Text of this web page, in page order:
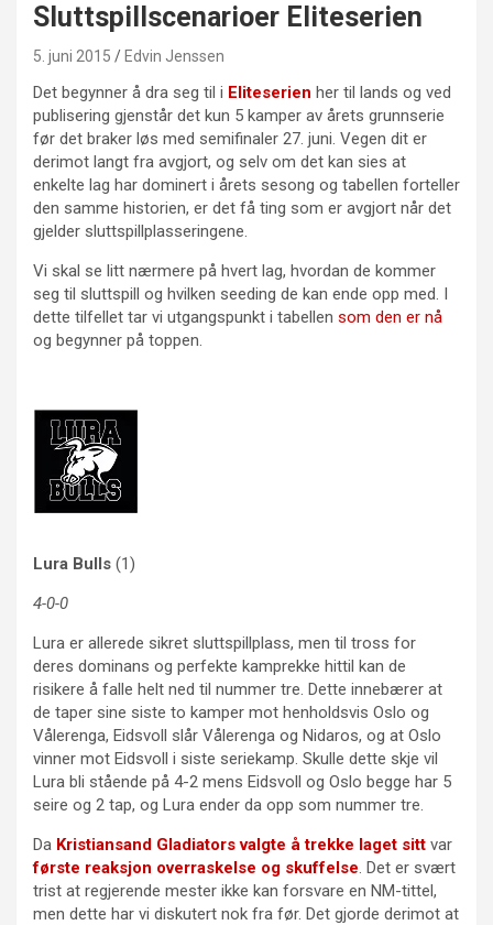
Sluttspillscenarioer Eliteserien
5. juni 2015 Edvin Jenssen
Det begynner å dra seg til i Eliteserien her til lands og ved
publisering gjenstår det kun 5 kamper av årets grunnserie
før det braker løs med semifinaler 27. juni. Vegen dit er
derimot langt fra avgjort, og selv om det kan sies at
enkelte lag har dominert i årets sesong og tabellen forteller
den samme historien, er det få ting som er avgjort når det
gjelder sluttspillplasseringene.
Vi skal se litt nærmere på hvert lag, hvordan de kommer
seg til sluttspill og hvilken seeding de kan ende opp med. I
dette tilfellet tar vi utgangspunkt i tabellen som den er nå
og begynner på toppen.
Lura Bulls (1)
4-0-0
Lura er allerede sikret sluttspillplass, men til tross for
deres dominans og perfekte kamprekke hittil kan de
risikere å falle helt ned til nummer tre. Dette innebærer at
de taper sine siste to kamper mot henholdsvis Oslo og
Vålerenga, Eidsvoll slår Vålerenga og Nidaros, og at Oslo
vinner mot Eidsvoll i siste seriekamp. Skulle dette skje vil
Lura bli stående på 4-2 mens Eidsvoll og Oslo begge har 5
seire og 2 tap, og Lura ender da opp som nummer tre.
Da Kristiansand Gladiators valgte å trekke laget sitt var
første reaksjon overraskelse og skuffelse . Det er svært
trist at regjerende mester ikke kan forsvare en NM-tittel,
men dette har vi diskutert nok fra før. Det gjorde derimot at